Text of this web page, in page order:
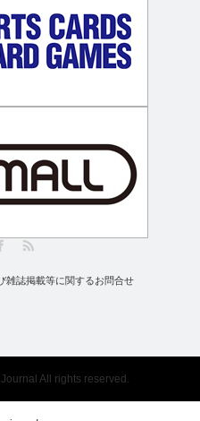
雑誌掲載等に関するお問合せ
All rights reserved.